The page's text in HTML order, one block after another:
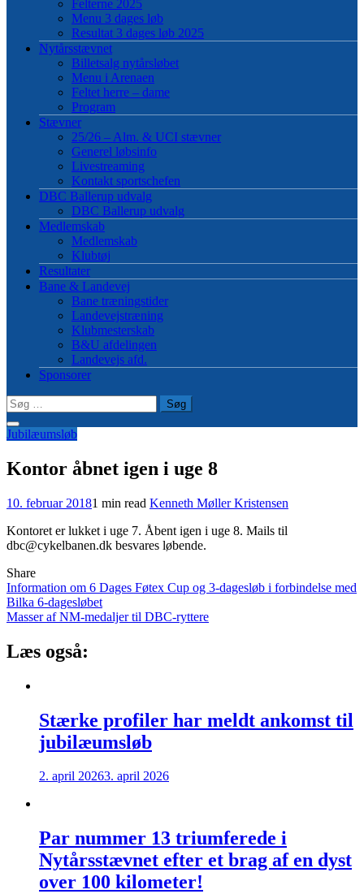
Felterne 2025
Menu 3 dages løb
Resultat 3 dages løb 2025
Nytårsstævnet
Billetsalg nytårsløbet
Menu i Arenaen
Feltet herre – dame
Program
Stævner
25/26 – Alm. & UCI stævner
Generel løbsinfo
Livestreaming
Kontakt sportschefen
DBC Ballerup udvalg
DBC Ballerup udvalg
Medlemskab
Medlemskab
Klubtøj
Resultater
Bane & Landevej
Bane træningstider
Landevejstræning
Klubmesterskab
B&U afdelingen
Landevejs afd.
Sponsorer
Søg
efter:
Jubilæumsløb
Kontor åbnet igen i uge 8
10. februar 20181 min read Kenneth Møller Kristensen
Kontoret er lukket i uge 7. Åbent igen i uge 8. Mails til
dbc@cykelbanen.dk besvares løbende.
Share
Indlægsnavigation
Information om 6 Dages Føtex Cup og 3-dagesløb i forbindelse med
Bilka 6-dagesløbet
Masser af NM-medaljer til DBC-ryttere
Læs også:
Stærke profiler har meldt ankomst til
jubilæumsløb
2. april 20263. april 2026
Par nummer 13 triumferede i
Nytårsstævnet efter et brag af en dyst
over 100 kilometer!